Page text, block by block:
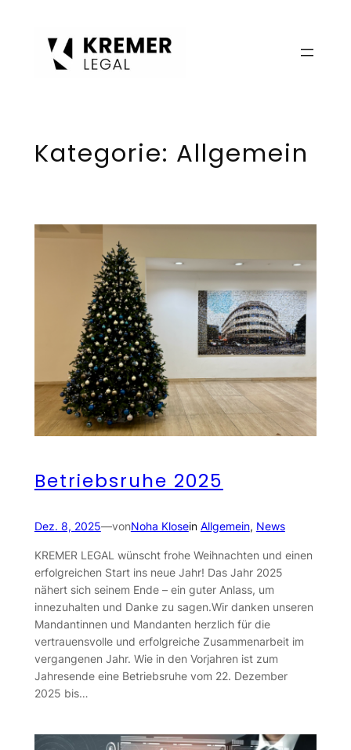
Kategorie: Allgemein
Betriebsruhe 2025
Dez. 8, 2025—vonNoha Klosein Allgemein, News
KREMER LEGAL wünscht frohe Weihnachten und einen
erfolgreichen Start ins neue Jahr! Das Jahr 2025
nähert sich seinem Ende – ein guter Anlass, um
innezuhalten und Danke zu sagen.Wir danken unseren
Mandantinnen und Mandanten herzlich für die
vertrauensvolle und erfolgreiche Zusammenarbeit im
vergangenen Jahr. Wie in den Vorjahren ist zum
Jahresende eine Betriebsruhe vom 22. Dezember
2025 bis…